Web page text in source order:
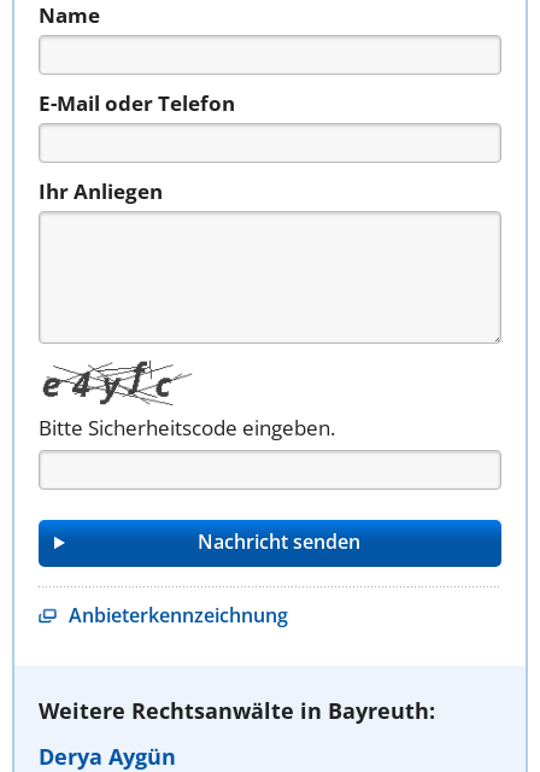
Name
E-Mail oder Telefon
Ihr Anliegen
Bitte Sicherheitscode eingeben.
Anbieterkennzeichnung
Weitere Rechtsanwälte in Bayreuth:
Derya Aygün